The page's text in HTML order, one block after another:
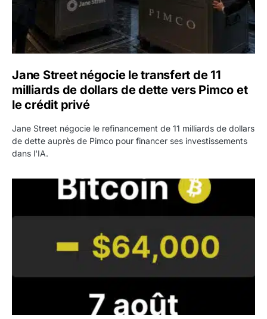
Jane Street négocie le transfert de 11
milliards de dollars de dette vers Pimco et
le crédit privé
Jane Street négocie le refinancement de 11 milliards de dollars
de dette auprès de Pimco pour financer ses investissements
dans l'IA.
Bitcoin stagne à 64 000 dollars pendant que les